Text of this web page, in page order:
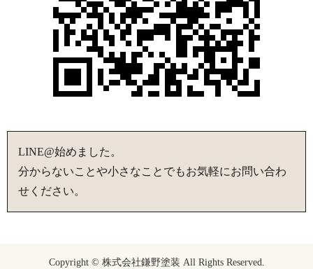
LINE@始めました。
分からないことや小さなことでもお気軽にお問い合わ
せください。
Copyright © 株式会社鎌野塗装 All Rights Reserved.